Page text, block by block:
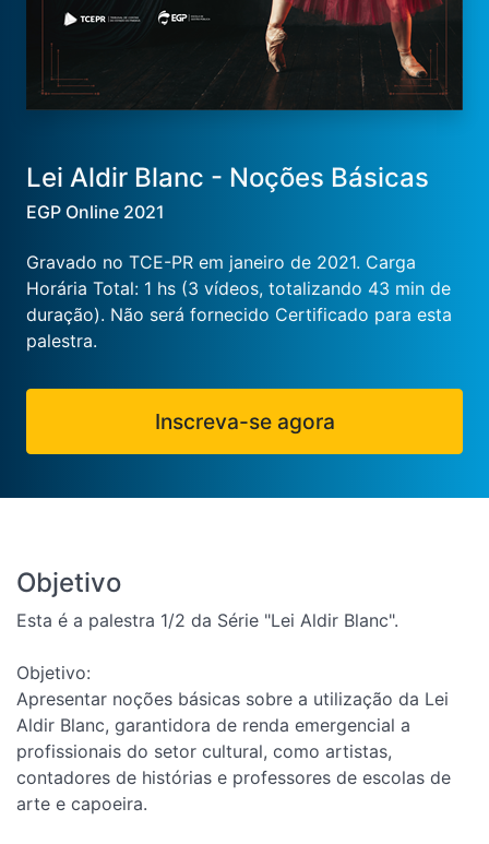
Lei Aldir Blanc - Noções Básicas
EGP Online 2021
Gravado no TCE-PR em janeiro de 2021. Carga
Horária Total: 1 hs (3 vídeos, totalizando 43 min de
duração). Não será fornecido Certificado para esta
palestra.
Inscreva-se agora
Objetivo
Esta é a palestra 1/2 da Série "Lei Aldir Blanc".
Objetivo:
Apresentar noções básicas sobre a utilização da Lei
Aldir Blanc, garantidora de renda emergencial a
profissionais do setor cultural, como artistas,
contadores de histórias e professores de escolas de
arte e capoeira.